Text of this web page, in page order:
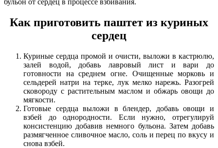
Как приготовить паштет из куриных
сердец
Куриные сердца промой и очисти, выложи в кастрюлю,
залей водой, добавь лавровый лист и вари до
готовности на среднем огне. Очищенные морковь и
сельдерей натри на терке, лук мелко нарежь. Разогрей
сковороду с растительным маслом и обжарь овощи до
мягкости.
Готовые сердца выложи в блендер, добавь овощи и
взбей до однородности. Если нужно, отрегулируй
консистенцию добавив немного бульона. Затем добавь
размягченное сливочное масло, соль и перец по вкусу и
снова взбей.